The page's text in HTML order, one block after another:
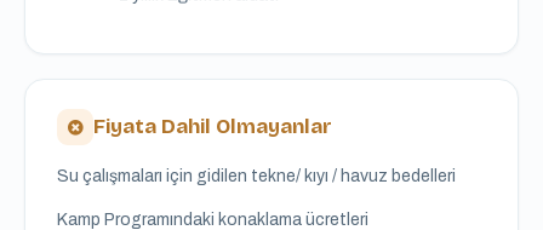
Fiyata Dahil Olmayanlar
Su çalışmaları için gidilen tekne/ kıyı / havuz bedelleri
Kamp Programındaki konaklama ücretleri